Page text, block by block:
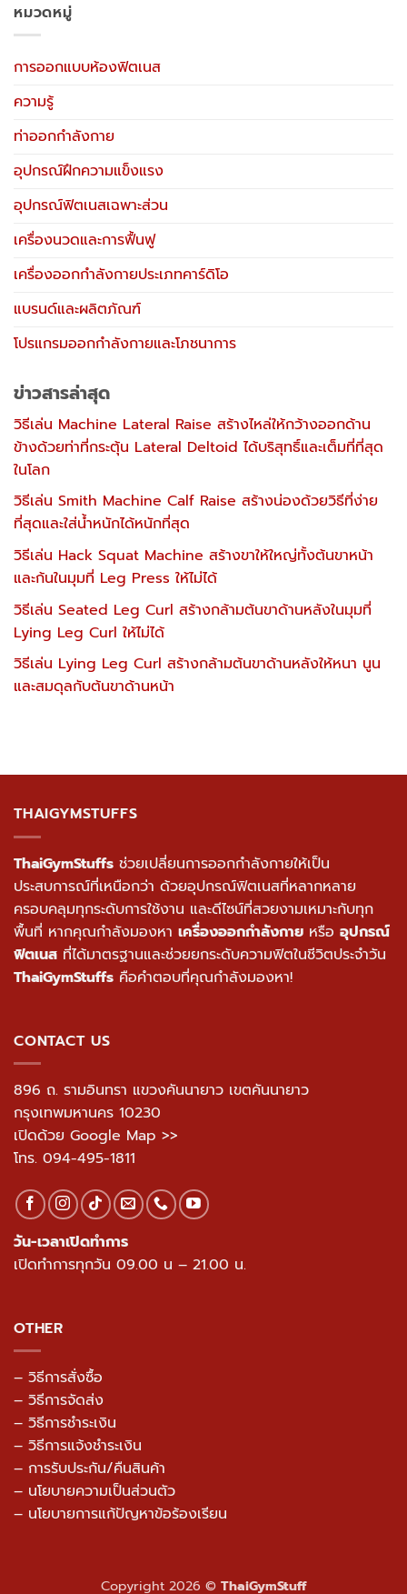
หมวดหมู่
การออกแบบห้องฟิตเนส
ความรู้
ท่าออกกำลังกาย
อุปกรณ์ฝึกความแข็งแรง
อุปกรณ์ฟิตเนสเฉพาะส่วน
เครื่องนวดและการฟื้นฟู
เครื่องออกกำลังกายประเภทคาร์ดิโอ
แบรนด์และผลิตภัณฑ์
โปรแกรมออกกำลังกายและโภชนาการ
ข่าวสารล่าสุด
วิธีเล่น Machine Lateral Raise สร้างไหล่ให้กว้างออกด้าน
ข้างด้วยท่าที่กระตุ้น Lateral Deltoid ได้บริสุทธิ์และเต็มที่ที่สุด
ในโลก
วิธีเล่น Smith Machine Calf Raise สร้างน่องด้วยวิธีที่ง่าย
ที่สุดและใส่น้ำหนักได้หนักที่สุด
วิธีเล่น Hack Squat Machine สร้างขาให้ใหญ่ทั้งต้นขาหน้า
และก้นในมุมที่ Leg Press ให้ไม่ได้
วิธีเล่น Seated Leg Curl สร้างกล้ามต้นขาด้านหลังในมุมที่
Lying Leg Curl ให้ไม่ได้
วิธีเล่น Lying Leg Curl สร้างกล้ามต้นขาด้านหลังให้หนา นูน
และสมดุลกับต้นขาด้านหน้า
THAIGYMSTUFFS
ThaiGymStuffs ช่วยเปลี่ยนการออกกำลังกายให้เป็น
ประสบการณ์ที่เหนือกว่า ด้วยอุปกรณ์ฟิตเนสที่หลากหลาย
ครอบคลุมทุกระดับการใช้งาน และดีไซน์ที่สวยงามเหมาะกับทุก
พื้นที่ หากคุณกำลังมองหา เครื่องออกกำลังกาย หรือ อุปกรณ์
ฟิตเนส ที่ได้มาตรฐานและช่วยยกระดับความฟิตในชีวิตประจำวัน
ThaiGymStuffs คือคำตอบที่คุณกำลังมองหา!
CONTACT US
896 ถ. รามอินทรา แขวงคันนายาว เขตคันนายาว
กรุงเทพมหานคร 10230
เปิดด้วย Google Map >>
โทร. 094-495-1811
วัน-เวลาเปิดทำการ
เปิดทำการทุกวัน 09.00 น – 21.00 น.
OTHER
– วิธีการสั่งซื้อ
– วิธีการจัดส่ง
– วิธีการชำระเงิน
– วิธีการแจ้งชำระเงิน
– การรับประกัน/คืนสินค้า
– นโยบายความเป็นส่วนตัว
– นโยบายการแก้ปัญหาข้อร้องเรียน
Copyright 2026 © ThaiGymStuff